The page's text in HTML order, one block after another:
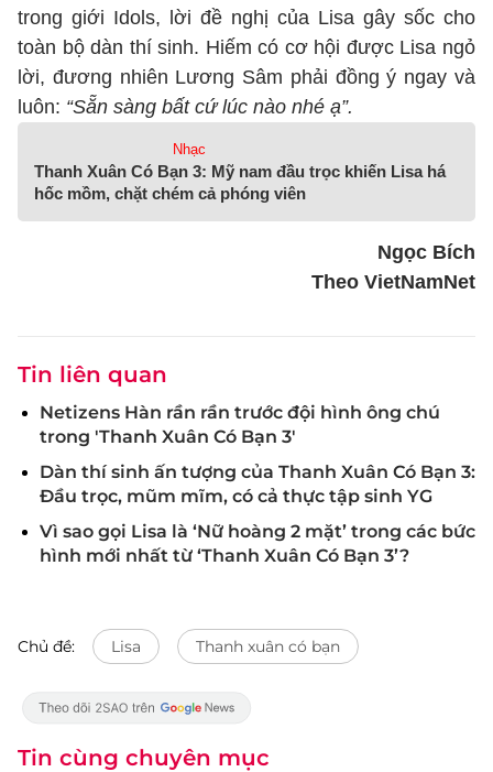
trong giới Idols, lời đề nghị của Lisa gây sốc cho
toàn bộ dàn thí sinh. Hiếm có cơ hội được Lisa ngỏ
lời, đương nhiên Lương Sâm phải đồng ý ngay và
luôn: “Sẵn sàng bất cứ lúc nào nhé ạ”.
Nhạc
Thanh Xuân Có Bạn 3: Mỹ nam đầu trọc khiến Lisa há
hốc mồm, chặt chém cả phóng viên
Ngọc Bích
Theo VietNamNet
Tin liên quan
Netizens Hàn rần rần trước đội hình ông chú
trong 'Thanh Xuân Có Bạn 3'
Dàn thí sinh ấn tượng của Thanh Xuân Có Bạn 3:
Đầu trọc, mũm mĩm, có cả thực tập sinh YG
Vì sao gọi Lisa là ‘Nữ hoàng 2 mặt’ trong các bức
hình mới nhất từ ‘Thanh Xuân Có Bạn 3’?
Chủ đề: Lisa Thanh xuân có bạn
Tin cùng chuyên mục